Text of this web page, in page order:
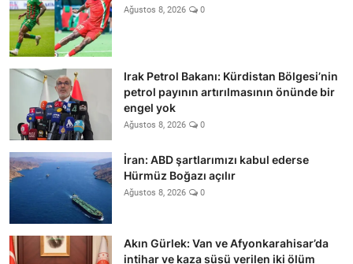
Ağustos 8, 2026 0
Irak Petrol Bakanı: Kürdistan Bölgesi’nin
petrol payının artırılmasının önünde bir
engel yok
Ağustos 8, 2026 0
İran: ABD şartlarımızı kabul ederse
Hürmüz Boğazı açılır
Ağustos 8, 2026 0
Akın Gürlek: Van ve Afyonkarahisar’da
intihar ve kaza süsü verilen iki ölüm